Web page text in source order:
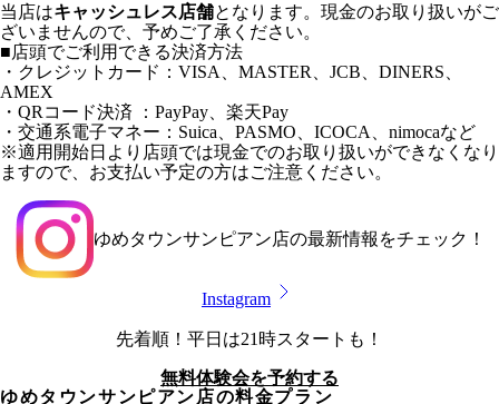
当店はキャッシュレス店舗となります。現金のお取り扱いがご
ざいませんので、予めご了承ください。
■店頭でご利用できる決済方法
・クレジットカード：VISA、MASTER、JCB、DINERS、
AMEX
・QRコード決済 ：PayPay、楽天Pay
・交通系電子マネー：Suica、PASMO、ICOCA、nimocaなど
※適用開始日より店頭では現金でのお取り扱いができなくなり
ますので、お支払い予定の方はご注意ください。
ゆめタウンサンピアン店の最新情報をチェック！
Instagram
先着順！平日は21時スタートも！
無料体験会を予約する
ゆめタウンサンピアン店の料金プラン